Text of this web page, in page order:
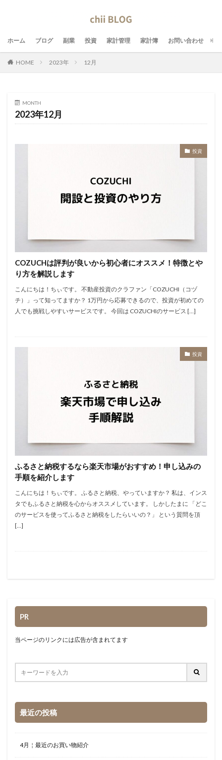
ホーム ブログ 副業 投資 家計管理 家計簿 お問い合わせ
HOME 2023年 12月
MONTH
2023年12月
投資
COZUCHは評判が良いから初心者にオススメ！特徴とや
り方を解説します
こんにちは！ちぃです。 不動産投資のクラファン「COZUCHI（コヅ
チ）」って知ってますか？ 1万円から応募できるので、投資が初めての
人でも挑戦しやすいサービスです。 今回は COZUCHIのサービス […]
投資
ふるさと納税するなら楽天市場がおすすめ！申し込みの
手順を紹介します
こんにちは！ちぃです。 ふるさと納税、やっていますか？ 私は、インス
タでもふるさと納税を心からオススメしています。 しかしたまに 「どこ
のサービスを使ってふるさと納税をしたらいいの？」 という質問を頂
[…]
PR
当ページのリンクには広告が含まれてます
最近の投稿
4月￤最近のお買い物紹介